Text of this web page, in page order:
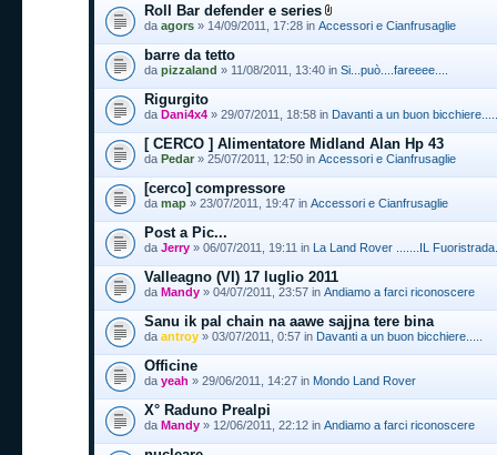
Roll Bar defender e series
da agors » 14/09/2011, 17:28 in Accessori e Cianfrusaglie
barre da tetto
da pizzaland » 11/08/2011, 13:40 in Si...può....fareeee....
Rigurgito
da Dani4x4 » 29/07/2011, 18:58 in Davanti a un buon bicchiere.....
[ CERCO ] Alimentatore Midland Alan Hp 43
da Pedar » 25/07/2011, 12:50 in Accessori e Cianfrusaglie
[cerco] compressore
da map » 23/07/2011, 19:47 in Accessori e Cianfrusaglie
Post a Pic...
da Jerry » 06/07/2011, 19:11 in La Land Rover .......IL
Valleagno (VI) 17 luglio 2011
da Mandy » 04/07/2011, 23:57 in Andiamo a farci riconoscere
Sanu ik pal chain na aawe sajjna tere bina
da antroy » 03/07/2011, 0:57 in Davanti a un buon bicchiere.....
Officine
da yeah » 29/06/2011, 14:27 in Mondo Land Rover
X° Raduno Prealpi
da Mandy » 12/06/2011, 22:12 in Andiamo a farci riconoscere